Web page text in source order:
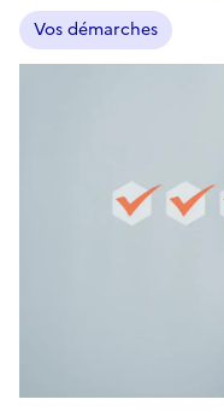
Vos démarches